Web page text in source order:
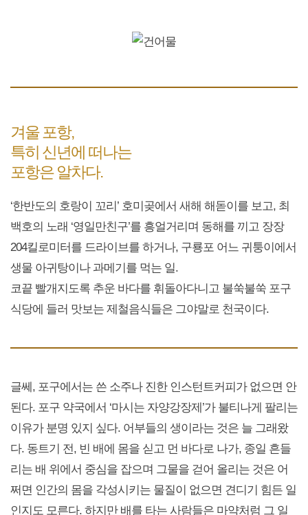
겨울 포항,
특히 신년에 떠나는
포항은 알차다.
‘한반도의 호랑이 꼬리’ 호미곶에서 새해 해돋이를 보고, 최
백호의 노래 ‘영일만친구’를 흥얼거리며 동해를 끼고 장장
204킬로미터를 드라이브를 하거나, 구룡포 어느 귀퉁이에서
생물 아귀탕이나 과메기를 먹는 일.
코끝 빨개지도록 추운 바다를 휘돌아다니고 불쑥불쑥 포구
식당에 들러 맛보는 제철음식들은 그야말로 천국이다.
글쎄, 포구에서는 쓴 소주나 진한 인스턴트커피가 없으면 안
된다. 포구 약국에서 ‘마시는 자양강장제’가 불티나게 팔리는
이유가 분명 있지 싶다. 어부들의 생이라는 것은 늘 그래왔
다. 동트기 전, 빈 배에 몸을 싣고 먼 바다로 나가, 종일 흔들
리는 배 위에서 중심을 잡으며 그물을 걷어 올리는 것은 어
쩌면 인간의 몸을 각성시키는 물질이 없으면 견디기 힘든 일
인지도 모른다. 하지만 배를 타는 사람들은 마약처럼 그 일